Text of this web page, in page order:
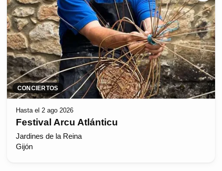
CONCIERTOS
Hasta el 2 ago 2026
Festival Arcu Atlánticu
Jardines de la Reina
Gijón